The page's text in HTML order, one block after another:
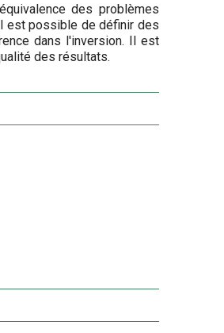
des problèmes
est possible de définir des
dans l'inversion. Il est
des résultats.